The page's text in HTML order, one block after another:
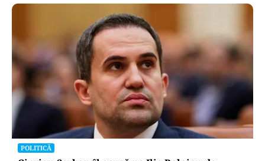
Spionaj pentru Rusia: o româncă de 45 de ani,
arestată în Germania. Misiunea ar fi vizat un
asasinat